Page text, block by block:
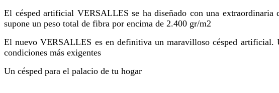
El césped artificial VERSALLES se ha diseñado con una
supone un peso total de fibra por encima de 2.400 gr/m2
El nuevo VERSALLES es en definitiva un maravilloso césped
condiciones más exigentes
Un césped para el palacio de tu hogar